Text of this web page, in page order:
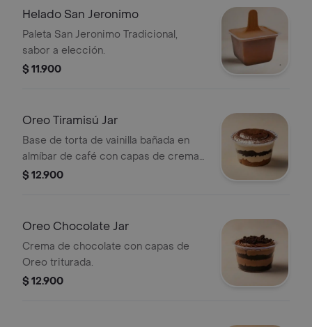
Helado San Jeronimo
Paleta San Jeronimo Tradicional,
sabor a elección.
$ 11.900
Oreo Tiramisú Jar
Base de torta de vainilla bañada en
almíbar de café con capas de crema
de tiramisú y Oreo.
$ 12.900
Oreo Chocolate Jar
Crema de chocolate con capas de
Oreo triturada.
$ 12.900